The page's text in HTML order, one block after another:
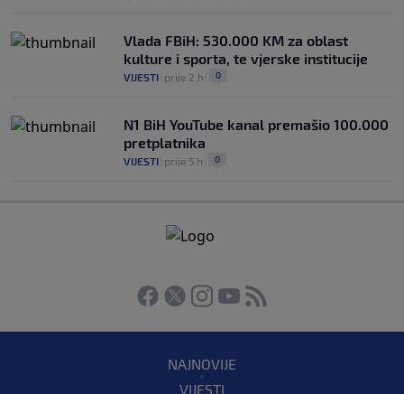
Vlada FBiH: 530.000 KM za oblast
kulture i sporta, te vjerske institucije
VIJESTI prije 2 h 0
N1 BiH YouTube kanal premašio 100.000
pretplatnika
VIJESTI prije 5 h 0
NAJNOVIJE
VIJESTI